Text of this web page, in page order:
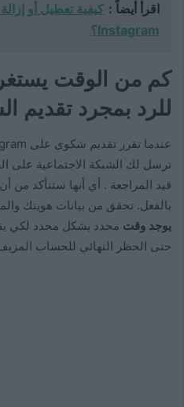
اقرأ أيضاً : كيفية تعطيل أو
Instagram؟
للرد بمجرد تقديم
ترسل لك الشبكة الاجتماعية على
قيد المراجعة . أي أنها ستتأكد من
بالفعل. تحقق من بيانات هويتك
يوجد وقت
حتى الحظر النهائي للحساب